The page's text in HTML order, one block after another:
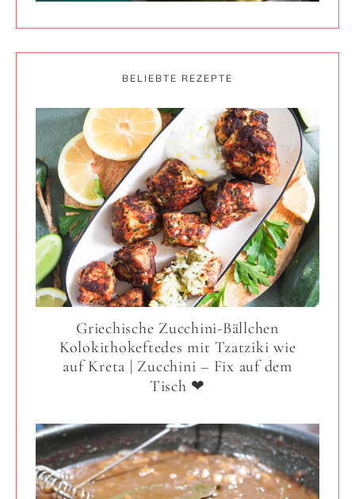
BELIEBTE REZEPTE
Griechische Zucchini-Bällchen
Kolokithokeftedes mit Tzatziki wie
auf Kreta | Zucchini – Fix auf dem
Tisch ❤